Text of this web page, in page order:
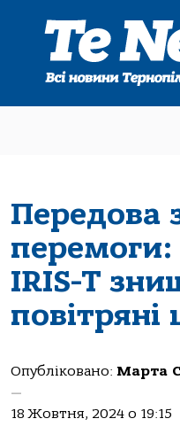
Передова
IRIS-T
повітряні
Опубліковано: Марта
—
18 Жовтня, 2024 о 19:15